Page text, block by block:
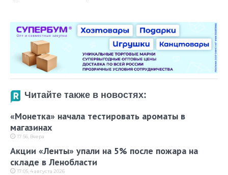
Читайте также в новостях:
«Монетка» начала тестировать ароматы в
магазинах
17:56, Вчера
Акции «Ленты» упали на 5% после пожара на
складе в Ленобласти
17:05, 4 августа 2026